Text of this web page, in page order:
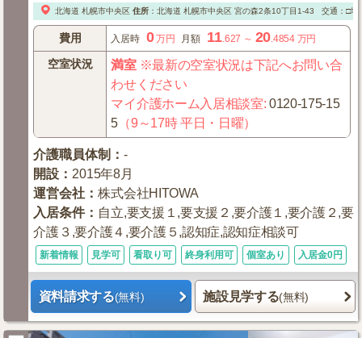
北海道 札幌市中央区 住所： 北海道 札幌市中央区宮の森2条10丁目1-43 交通：□地
費用 入居時 0万円 月額 11 .627 ～ 20 .4854 万円
空室状況 満室※最新の空室状況は下記へお問い合
わせください
マイ介護ホーム入居相談室:0120-175-15
5 （9～17時 平日・日曜）
介護職員体制 ：-
開設 ： 2015年8月
運営会社 ：株式会社HITOWA
入居条件： 自立,要支援１,要支援２,要介護１,要介護２,要
介護３,要介護４,要介護５,認知症,認知症相談可
新着情報 見学可 看取り可 終身利用可 個室あり 入居金0円
資料請求する(無料) 施設見学する(無料)